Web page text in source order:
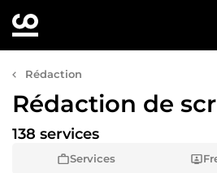
Rédaction
Rédaction de
Services
138 services